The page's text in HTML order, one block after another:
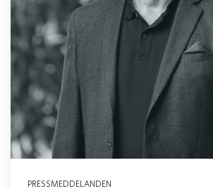
PRESSMEDDELANDEN